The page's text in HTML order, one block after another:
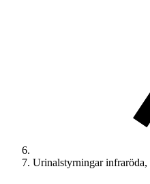
Urinalstyrningar